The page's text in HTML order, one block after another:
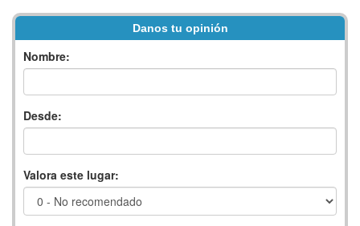
Danos tu opinión
Nombre:
Desde:
Valora este lugar: